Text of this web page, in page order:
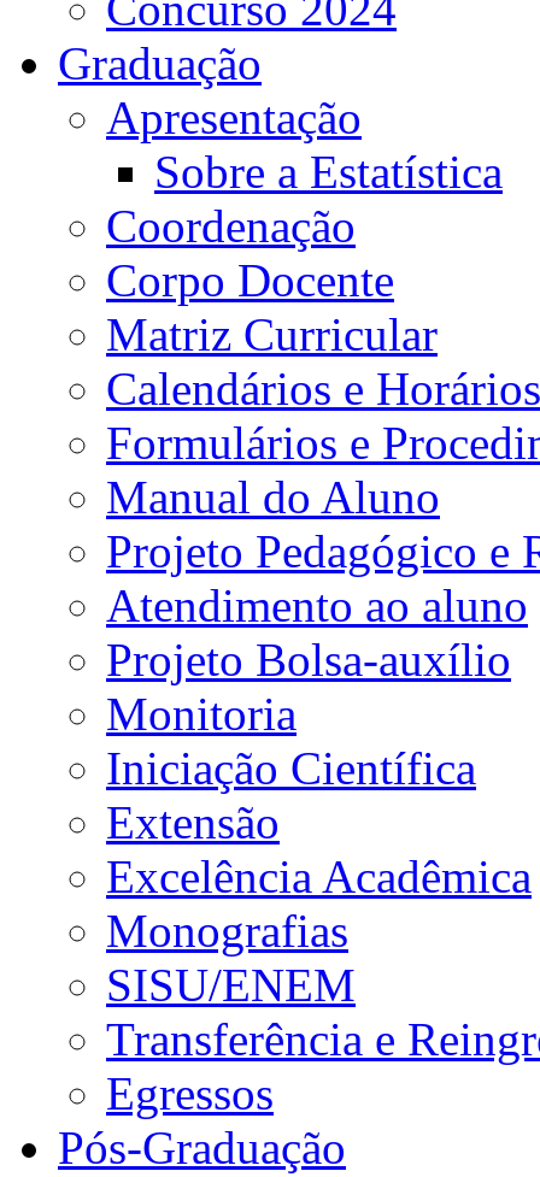
Graduação
Apresentação
Sobre a Estatística
Coordenação
Corpo Docente
Matriz Curricular
Calendários e Horários
Formulários e
Manual do Aluno
Projeto Pedagógico e
Atendimento ao aluno
Projeto Bolsa-auxílio
Monitoria
Iniciação Científica
Extensão
Excelência Acadêmica
Monografias
SISU/ENEM
Transferência e
Egressos
Pós-Graduação